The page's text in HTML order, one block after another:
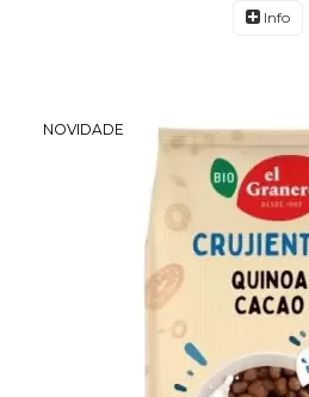
Info
NOVIDADE